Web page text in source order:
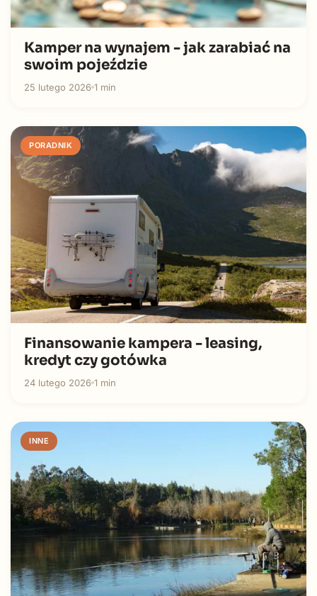
Kamper na wynajem - jak zarabiać na
swoim pojeździe
25 lutego 2026 1 min
PORADNIK
Finansowanie kampera - leasing,
kredyt czy gotówka
24 lutego 2026 1 min
INNE